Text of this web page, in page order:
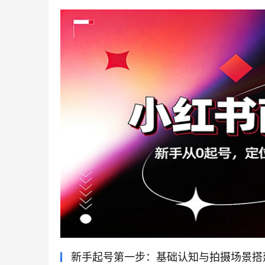
新手起号第一步：基础认知与拍摄场景搭